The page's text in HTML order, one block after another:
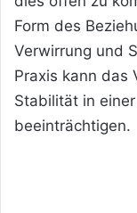
Form des
Verwirrung und
Praxis kann das
Stabilität in
beeinträchtigen.